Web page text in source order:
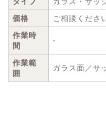
価格
ご相談くださ
作業時
間
-
作業範
囲
ガラス面／サ